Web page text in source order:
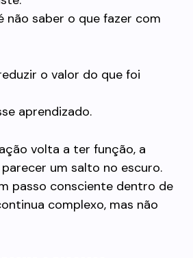
não saber o que fazer com
o valor do que foi
aprendizado.
volta a ter função, a
um salto no escuro.
passo consciente dentro de
complexo, mas não